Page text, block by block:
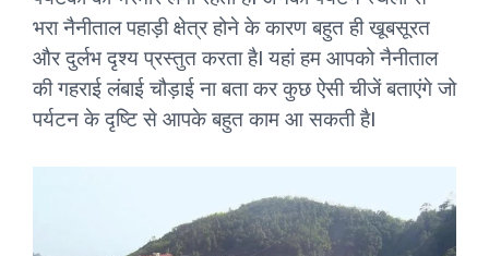
भरा नैनीताल पहाड़ी क्षेत्र होने के कारण बहुत ही खूबसूरत
और दुर्लभ दृश्य प्रस्तुत करता हैI यहां हम आपको नैनीताल
की गहराई लंबाई चौड़ाई ना बता कर कुछ ऐसी चीजें बताएंगे जो
पर्यटन के दृष्टि से आपके बहुत काम आ सकती हैI